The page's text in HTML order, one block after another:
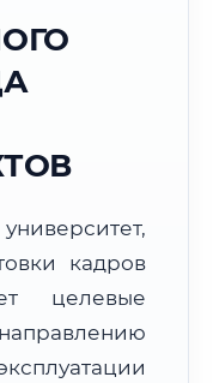
ФИС ФРДО
и просмотра
кадров
целевые